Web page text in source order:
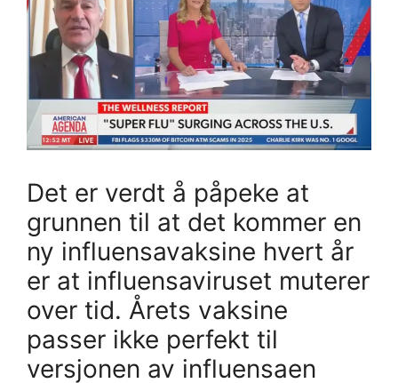
Det er verdt å påpeke at
grunnen til at det kommer en
ny influensavaksine hvert år
er at influensaviruset muterer
over tid. Årets vaksine
passer ikke perfekt til
versjonen av influensaen